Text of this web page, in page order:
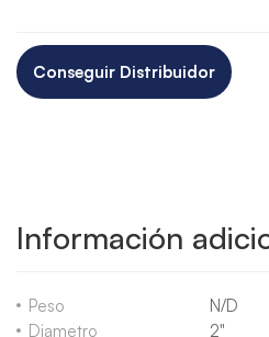
Conseguir Distribuidor
Información
Peso
N/D
Diametro
2"